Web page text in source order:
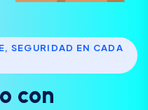
SEGURIDAD EN CADA
o con